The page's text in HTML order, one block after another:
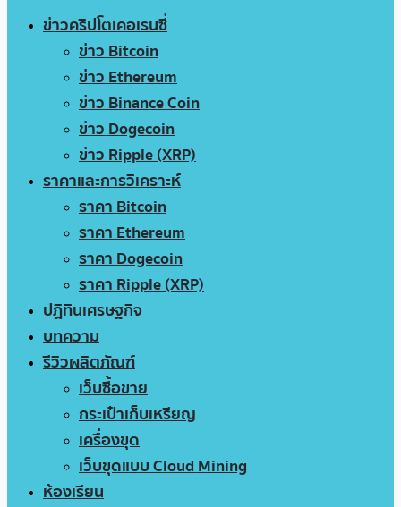
ข่าวคริปโตเคอเรนซี่
ข่าว Bitcoin
ข่าว Ethereum
ข่าว Binance Coin
ข่าว Dogecoin
ข่าว Ripple (XRP)
ราคาและการวิเคราะห์
ราคา Bitcoin
ราคา Ethereum
ราคา Dogecoin
ราคา Ripple (XRP)
ปฏิทินเศรษฐกิจ
บทความ
รีวิวผลิตภัณฑ์
เว็บซื้อขาย
กระเป๋าเก็บเหรียญ
เครื่องขุด
เว็บขุดแบบ Cloud Mining
ห้องเรียน